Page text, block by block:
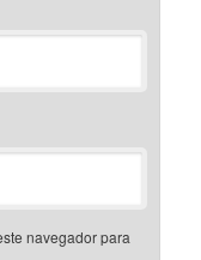
navegador para